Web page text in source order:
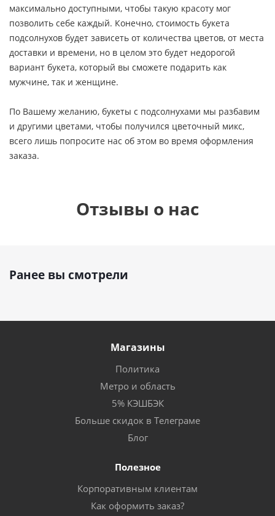
максимально доступными, чтобы такую красоту мог
позволить себе каждый. Конечно, стоимость букета
подсолнухов будет зависеть от количества цветов, от места
доставки и времени, но в целом это будет недорогой
вариант букета, который вы сможете подарить как
мужчине, так и женщине.
По Вашему желанию, букеты с подсолнухами мы разбавим
и другими цветами, чтобы получился цветочный микс,
всего лишь попросите нас об этом во время оформления
заказа.
Отзывы о нас
Ранее вы смотрели
Магазины
Политика
Метро и область
5% КЭШБЭК
Больше скидок в Телеграме
Блог
Полезное
Корпоративным клиентам
Как оформить заказ?